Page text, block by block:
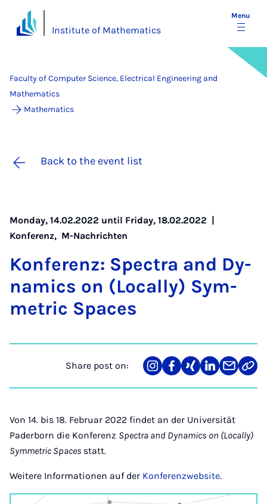
Institute of Mathematics
Menu
Faculty of Computer Science, Electrical Engineering and
Mathematics
Mathematics
Back to the event list
Monday, 14.02.2022 until Friday, 18.02.2022 |
Konferenz, M-Nachrichten
Kon­fer­enz: Spec­tra and Dy­
nam­ics on (Loc­ally) Sym­
met­ric Spaces
Share post on:
Share
on
Teilen
auf
Teilen
auf
Teilen
auf
Teilen
über
Mail
Link
Von 14. bis 18. Februar 2022 findet an der Universität
Paderborn die Konferenz Spectra and Dynamics on (Locally)
Symmetric Spaces statt.
Weitere Informationen auf der Konferenzwebsite.